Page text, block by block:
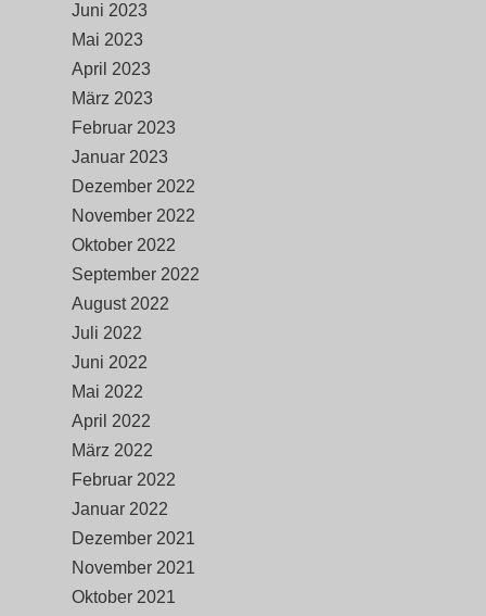
Juni 2023
Mai 2023
April 2023
März 2023
Februar 2023
Januar 2023
Dezember 2022
November 2022
Oktober 2022
September 2022
August 2022
Juli 2022
Juni 2022
Mai 2022
April 2022
März 2022
Februar 2022
Januar 2022
Dezember 2021
November 2021
Oktober 2021